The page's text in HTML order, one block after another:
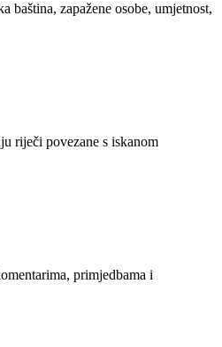
zapažene osobe, umjetnost,
riječi povezane s iskanom
primjedbama i